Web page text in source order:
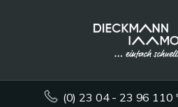
(0) 23 04 - 23 96 110